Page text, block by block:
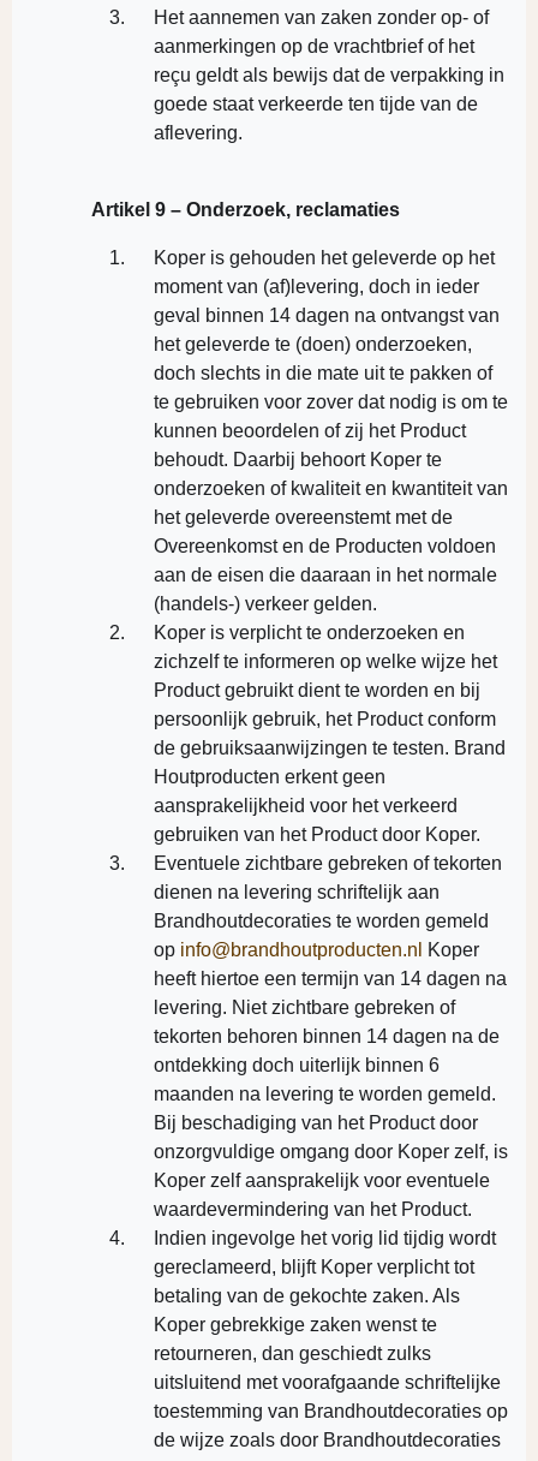
Het aannemen van zaken zonder op- of
aanmerkingen op de vrachtbrief of het
reçu geldt als bewijs dat de verpakking in
goede staat verkeerde ten tijde van de
aflevering.
Artikel 9 – Onderzoek, reclamaties
Koper is gehouden het geleverde op het
moment van (af)levering, doch in ieder
geval binnen 14 dagen na ontvangst van
het geleverde te (doen) onderzoeken,
doch slechts in die mate uit te pakken of
te gebruiken voor zover dat nodig is om te
kunnen beoordelen of zij het Product
behoudt. Daarbij behoort Koper te
onderzoeken of kwaliteit en kwantiteit van
het geleverde overeenstemt met de
Overeenkomst en de Producten voldoen
aan de eisen die daaraan in het normale
(handels-) verkeer gelden.
Koper is verplicht te onderzoeken en
zichzelf te informeren op welke wijze het
Product gebruikt dient te worden en bij
persoonlijk gebruik, het Product conform
de gebruiksaanwijzingen te testen. Brand
Houtproducten erkent geen
aansprakelijkheid voor het verkeerd
gebruiken van het Product door Koper.
Eventuele zichtbare gebreken of tekorten
dienen na levering schriftelijk aan
Brandhoutdecoraties te worden gemeld
op info@brandhoutproducten.nl
Koper
heeft hiertoe een termijn van 14 dagen na
levering. Niet zichtbare gebreken of
tekorten behoren binnen 14 dagen na de
ontdekking doch uiterlijk binnen 6
maanden na levering te worden gemeld.
Bij beschadiging van het Product door
onzorgvuldige omgang door Koper zelf, is
Koper zelf aansprakelijk voor eventuele
waardevermindering van het Product.
Indien ingevolge het vorig lid tijdig wordt
gereclameerd, blijft Koper verplicht tot
betaling van de gekochte zaken. Als
Koper gebrekkige zaken wenst te
retourneren, dan geschiedt zulks
uitsluitend met voorafgaande schriftelijke
toestemming van Brandhoutdecoraties op
de wijze zoals door Brandhoutdecoraties